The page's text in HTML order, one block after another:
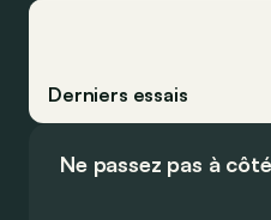
Derniers essais
Ne passez pas à